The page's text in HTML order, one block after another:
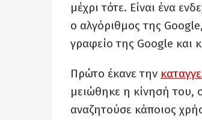
μέχρι τότε. Είναι ένα
ο αλγόριθμος της
γραφείο της Google και
Πρώτο έκανε την
μειώθηκε η κίνησή του,
αναζητούσε κάποιος